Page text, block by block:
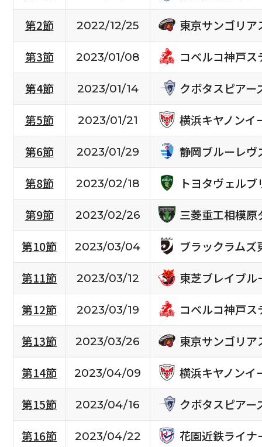
第2節
2022/12/25
東京サンゴリア
第3節
2023/01/08
コベルコ神戸ス
第4節
2023/01/14
クボタスピアー
第5節
2023/01/21
横浜キヤノンイ
第6節
2023/01/29
静岡ブルーレヴ
第8節
2023/02/18
トヨタヴェルブ
第9節
2023/02/26
三菱重工相模原
第10節
2023/03/04
ブラックラムズ
第11節
2023/03/12
東芝ブレイブル
第12節
2023/03/19
コベルコ神戸ス
第13節
2023/03/26
東京サンゴリア
第14節
2023/04/09
横浜キヤノンイ
第15節
2023/04/16
クボタスピアー
第16節
2023/04/22 花園近鉄ライナ